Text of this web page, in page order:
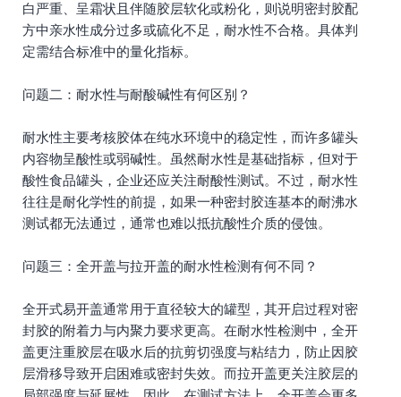
白严重、呈霜状且伴随胶层软化或粉化，则说明密封胶配
方中亲水性成分过多或硫化不足，耐水性不合格。具体判
定需结合标准中的量化指标。
问题二：耐水性与耐酸碱性有何区别？
耐水性主要考核胶体在纯水环境中的稳定性，而许多罐头
内容物呈酸性或弱碱性。虽然耐水性是基础指标，但对于
酸性食品罐头，企业还应关注耐酸性测试。不过，耐水性
往往是耐化学性的前提，如果一种密封胶连基本的耐沸水
测试都无法通过，通常也难以抵抗酸性介质的侵蚀。
问题三：全开盖与拉开盖的耐水性检测有何不同？
全开式易开盖通常用于直径较大的罐型，其开启过程对密
封胶的附着力与内聚力要求更高。在耐水性检测中，全开
盖更注重胶层在吸水后的抗剪切强度与粘结力，防止因胶
层滑移导致开启困难或密封失效。而拉开盖更关注胶层的